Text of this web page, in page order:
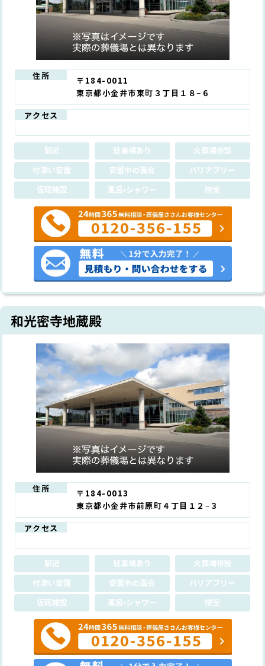
住所
〒184-0011
東京都小金井市東町３丁目１８−６
アクセス
駅近 駐車場あり
火葬場併設
付添い安置
安置中の面会
バリアフリー
仮眠施設
風呂•シャワー 控室
和光密寺地蔵殿
住所
〒184-0013
東京都小金井市前原町４丁目１２−３
アクセス
駅近 駐車場あり
火葬場併設
付添い安置
安置中の面会
バリアフリー
仮眠施設
風呂•シャワー 控室